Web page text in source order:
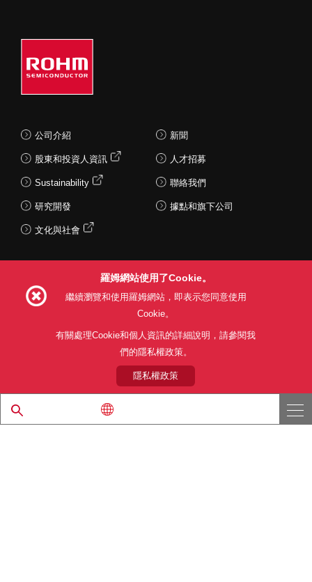
公司介紹
股東和投資人資訊
Sustainability
研究開發
文化與社會
新聞
人才招募
聯絡我們
據點和旗下公司
利用目的 隱私權政策
關於本公司產品銷售之標準條款(PDF)
© 1997 - 2026 ROHM CO., LTD. ALL RIGHTS RESERVED.
羅姆網站使用了Cookie。
繼續瀏覽和使用羅姆網站，即表示您同意使用
Cookie。
有關處理Cookie和個人資訊的詳細說明，請參閱我
們的隱私權政策。
隱私權政策